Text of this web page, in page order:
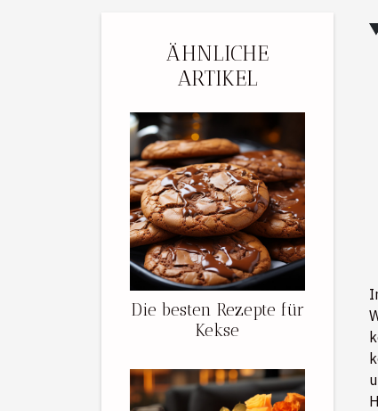
ÄHNLICHE
ARTIKEL
Die besten Rezepte für
Kekse